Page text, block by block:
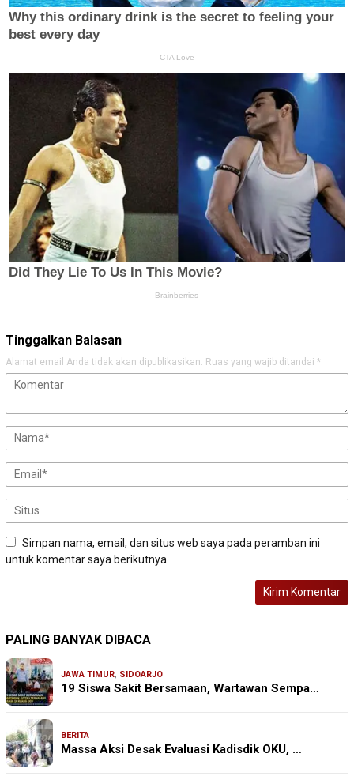
Tinggalkan Balasan
Alamat email Anda tidak akan dipublikasikan. Ruas yang wajib ditandai *
Simpan nama, email, dan situs web saya pada peramban ini
untuk komentar saya berikutnya.
PALING BANYAK DIBACA
JAWA TIMUR, SIDOARJO
19 Siswa Sakit Bersamaan, Wartawan Sempa…
BERITA
Massa Aksi Desak Evaluasi Kadisdik OKU, …